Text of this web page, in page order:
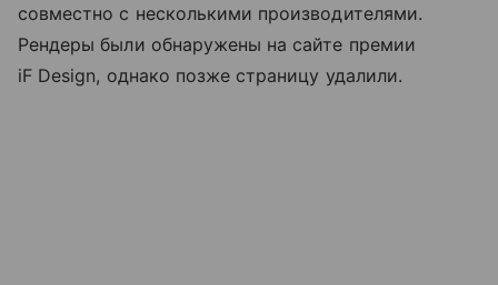
совместно с несколькими производителями.
Рендеры были обнаружены на сайте премии
iF Design, однако позже страницу удалили.